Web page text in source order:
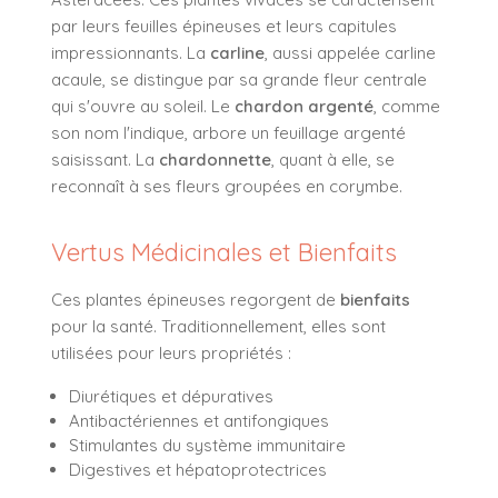
par leurs feuilles épineuses et leurs capitules
impressionnants. La carline, aussi appelée carline
acaule, se distingue par sa grande fleur centrale
qui s'ouvre au soleil. Le chardon argenté, comme
son nom l'indique, arbore un feuillage argenté
saisissant. La chardonnette, quant à elle, se
reconnaît à ses fleurs groupées en corymbe.
Vertus Médicinales et Bienfaits
Ces plantes épineuses regorgent de bienfaits
pour la santé. Traditionnellement, elles sont
utilisées pour leurs propriétés :
Diurétiques et dépuratives
Antibactériennes et antifongiques
Stimulantes du système immunitaire
Digestives et hépatoprotectrices